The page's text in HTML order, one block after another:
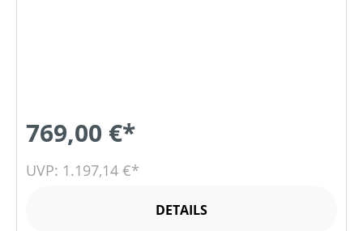
769,00 €*
UVP: 1.197,14 €*
DETAILS